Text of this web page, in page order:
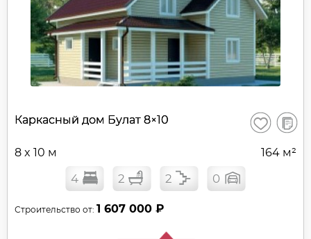
Каркасный дом Булат 8×10 Сохранить
В
8 x 10 м 164 м²
4 2 2 0
Строительство от: 1 607 000 ₽